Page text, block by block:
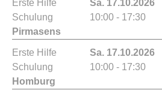
Erste Hilfe
Schulung
Pirmasens
Sa. 17.10.2026
10:00 - 17:30
Erste Hilfe
Schulung
Homburg
Sa. 17.10.2026
10:00 - 17:30